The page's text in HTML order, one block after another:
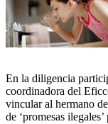
En la diligencia
coordinadora del
vincular al hermano
de ‘promesas